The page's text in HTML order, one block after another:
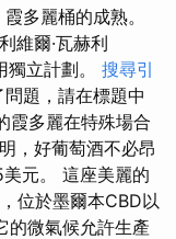
多麗桶的成熟。
維爾·瓦赫利
獨立計劃。 搜尋引
題，請在標題中
霞多麗在特殊場合
，好葡萄酒不必昂
元。 這座美麗的
位於墨爾本CBD以
的微氣候允許生產